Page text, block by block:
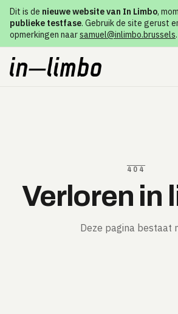
Dit is de nieuwe website van In Limbo,
publieke testfase. Gebruik de site gerust
opmerkingen naarsamuel@inlimbo.brussels.
404
Verloren in
Deze pagina bestaat